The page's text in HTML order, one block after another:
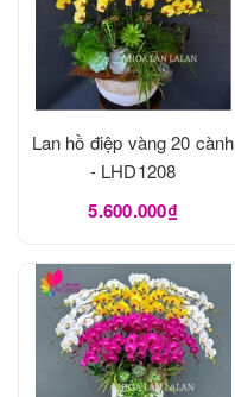
Lan hồ điệp vàng 20 cành
- LHD1208
5.600.000₫